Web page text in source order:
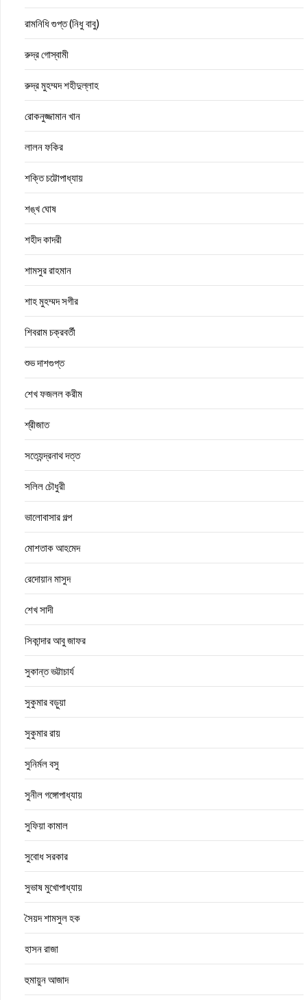
রামনিধি গুপ্ত (নিধু বাবু)
রুদ্র গোস্বামী
রুদ্র মুহম্মদ শহীদুল্লাহ
রোকনুজ্জামান খান
লালন ফকির
শক্তি চট্টোপাধ্যায়
শঙ্খ ঘোষ
শহীদ কাদরী
শামসুর রাহমান
শাহ মুহম্মদ সগীর
শিবরাম চক্রবর্তী
শুভ দাশগুপ্ত
শেখ ফজলল করীম
শ্রীজাত
সত্যেন্দ্রনাথ দত্ত
সলিল চৌধুরী
ভালোবাসার গল্প
মোশতাক আহমেদ
রেদোয়ান মাসুদ
শেখ সাদী
সিকান্দার আবু জাফর
সুকান্ত ভট্টাচার্য
সুকুমার বড়ুয়া
সুকুমার রায়
সুনির্মল বসু
সুনীল গঙ্গোপাধ্যায়
সুফিয়া কামাল
সুবোধ সরকার
সুভাষ মুখোপাধ্যায়
সৈয়দ শামসুল হক
হাসন রাজা
হুমায়ুন আজাদ